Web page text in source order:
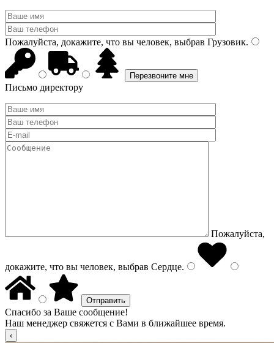
Пожалуйста, докажите, что вы человек, выбрав Грузовик.
Письмо директору
Пожалуйста,
докажите, что вы человек, выбрав Сердце.
Спасибо за Ваше сообщение!
Наш менеджер свяжется с Вами в ближайшее время.